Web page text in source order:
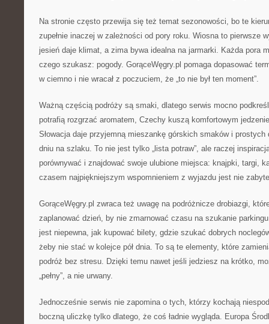
Na stronie często przewija się też temat sezonowości, bo te
zupełnie inaczej w zależności od pory roku. Wiosna to pierwsze
jesień daje klimat, a zima bywa idealna na jarmarki. Każda pora
czego szukasz: pogody. GorąceWęgry.pl pomaga dopasować
w ciemno i nie wracał z poczuciem, że „to nie był ten moment”.
Ważną częścią podróży są smaki, dlatego serwis mocno
potrafią rozgrzać aromatem, Czechy kuszą komfortowym
Słowacja daje przyjemną mieszankę górskich smaków i
dniu na szlaku. To nie jest tylko „lista potraw”, ale raczej
porównywać i znajdować swoje ulubione miejsca: knajpki, targi,
czasem najpiękniejszym wspomnieniem z wyjazdu jest nie
GorąceWęgry.pl zwraca też uwagę na podróżnicze drobiazgi,
zaplanować dzień, by nie zmarnować czasu na szukanie
jest niepewna, jak kupować bilety, gdzie szukać dobrych
żeby nie stać w kolejce pół dnia. To są te elementy, które
podróż bez stresu. Dzięki temu nawet jeśli jedziesz na krótko,
„pełny”, a nie urwany.
Jednocześnie serwis nie zapomina o tych, którzy kochają
boczną uliczkę tylko dlatego, że coś ładnie wygląda. Europa